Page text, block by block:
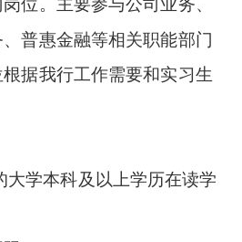
位。主要参与公司业务、
普惠金融等相关职能部门
据我行工作需要和实习生
大学本科及以上学历在读学